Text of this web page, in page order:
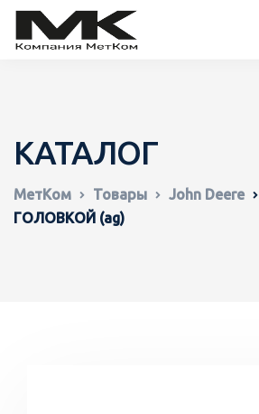
КАТАЛОГ
МетКом Товары John Deere
ГОЛОВКОЙ (ag)